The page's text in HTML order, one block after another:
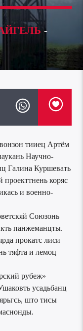
-
тииец Артём
Научно-
Галина Куршевать
проекттнень коряс
и военно-
Союзонь
панжеманцты.
прокатс лиси
тяфта и лемоц
рубеж»
усадьбанц
што тисы